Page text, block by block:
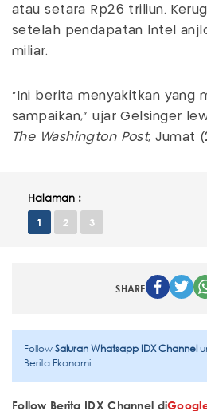
atau setara Rp26 triliun.
setelah pendapatan Intel
miliar.
"Ini berita menyakitkan yang
sampaikan," ujar Gelsinger
The Washington Post, Jumat
Halaman :
1 2 3
SHARE
FollowSaluran Whatsapp IDX Channel
Berita Ekonomi
Follow Berita IDX Channel di